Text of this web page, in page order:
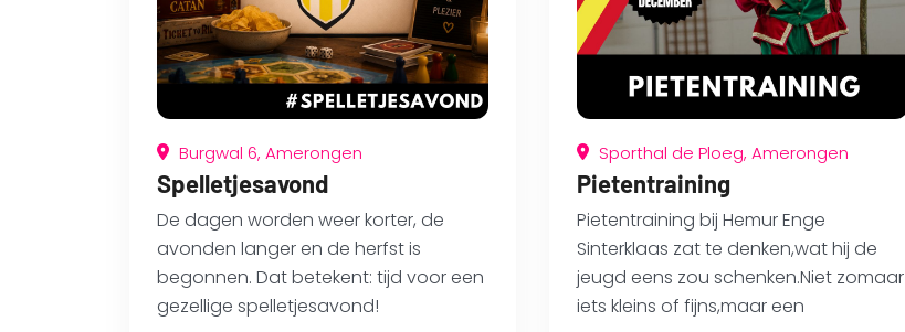
Burgwal 6, Amerongen
Spelletjesavond
De dagen worden weer korter, de
avonden langer en de herfst is
begonnen. Dat betekent: tijd voor een
gezellige spelletjesavond!
Sporthal de Ploeg, Amerongen
Pietentraining
Pietentraining bij Hemur Enge
Sinterklaas zat te denken,wat hij de
jeugd eens zou schenken.Niet zomaar
iets kleins of fijns,maar een